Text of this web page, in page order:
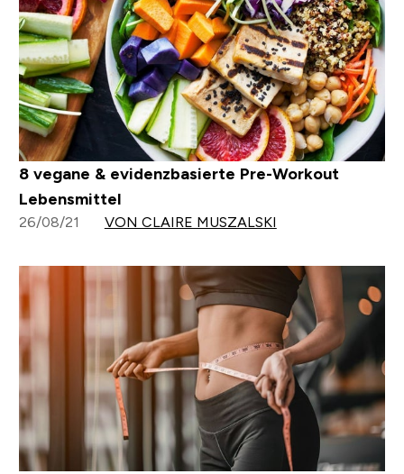
8 vegane & evidenzbasierte Pre-Workout
Lebensmittel
26/08/21 VON CLAIRE MUSZALSKI